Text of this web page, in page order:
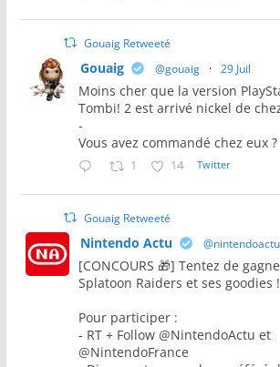
Gouaig Retweeté
Gouaig @gouaig · 29 Juil
Moins cher que la version
Tombi! 2 est arrivé nickel de
-
Vous avez commandé chez eux ?
1 14 Twitter
Gouaig Retweeté
Nintendo Actu @nintendoactu
[CONCOURS 🎁] Tentez de
Splatoon Raiders et ses goodies !
Pour participer :
- RT + Follow @NintendoActu et
@NintendoFrance